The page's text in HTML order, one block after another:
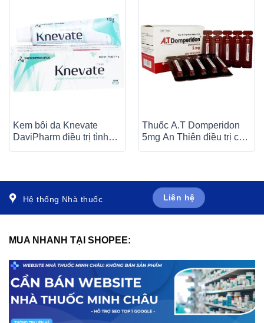
Kem bôi da Knevate
DaviPharm điều trị tình
Thuốc A.T Domperidon
5mg An Thiên điều trị các
Hệ thống Nhà thuốc Liên hệ
MUA NHANH TẠI SHOPEE: